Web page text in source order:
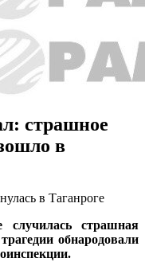
страшное
в
в Таганроге
страшная
обнародовали